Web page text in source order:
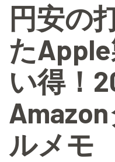
円安の
た
い得！
ルメモ